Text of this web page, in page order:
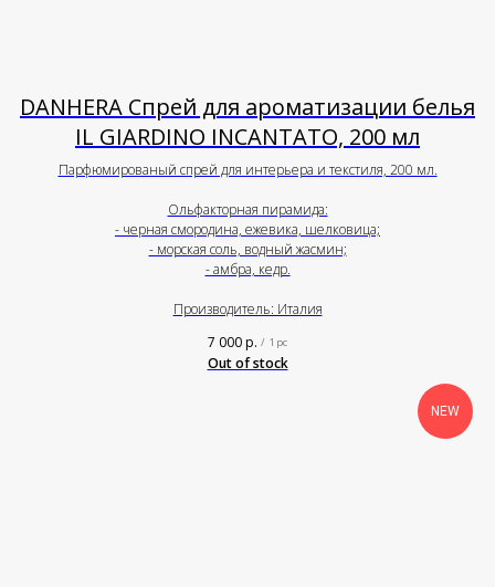
DANHERA Спрей для ароматизации белья
IL GIARDINO INCANTATO, 200 мл
Парфюмированый спрей для интерьера и текстиля, 200 мл.
Ольфакторная пирамида:
- черная смородина, ежевика, шелковица;
- морская соль, водный жасмин;
- амбра, кедр.
Производитель: Италия
7 000р. / 1 pc
Out of stock
NEW